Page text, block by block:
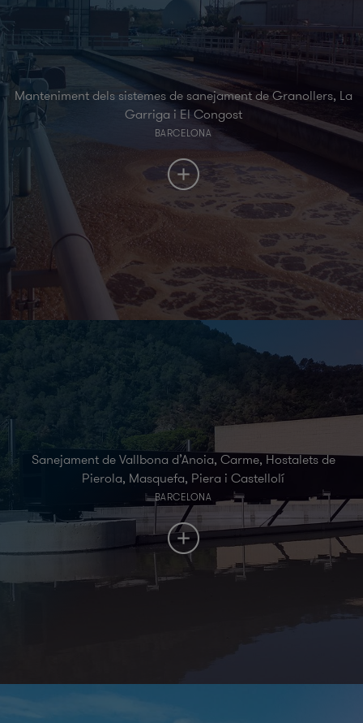
Manteniment dels sistemes de sanejament de Granollers, La
Garriga i El Congost
BARCELONA
Sanejament de Vallbona d’Anoia, Carme, Hostalets de
Pierola, Masquefa, Piera i Castellolí
BARCELONA